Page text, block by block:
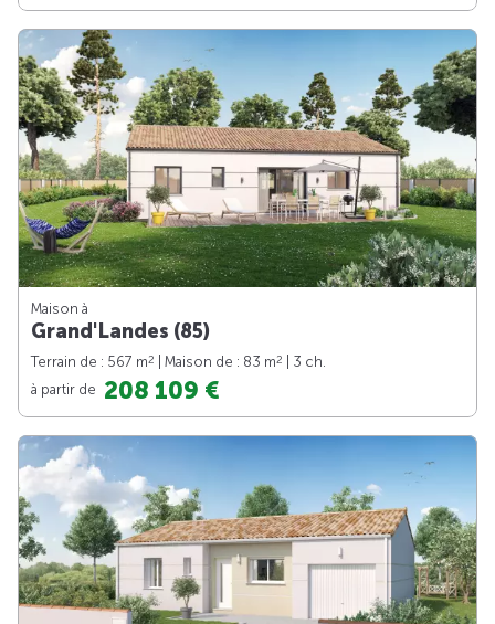
Maison à
Grand'Landes (85)
Terrain de : 567 m2 | Maison de : 83 m2
| 3 ch.
à partir de 208 109 €